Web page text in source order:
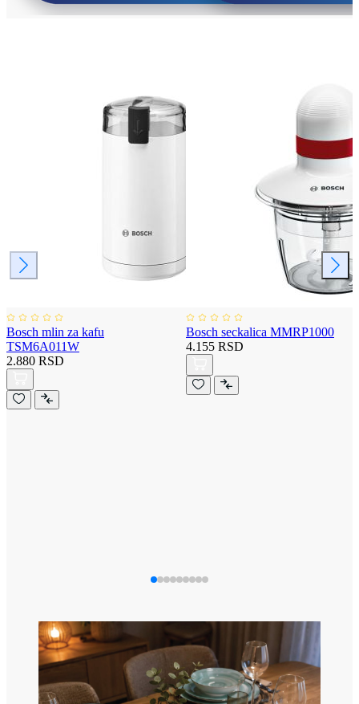
Bosch mlin za kafu
TSM6A011W
2.880 RSD
Bosch seckalica MMRP1000
4.155 RSD